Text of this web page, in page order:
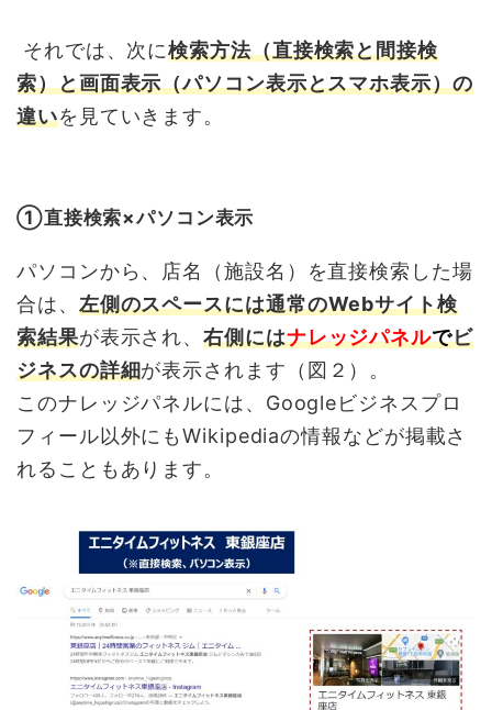
それでは、次に検索方法（直接検索と間接検
索）と画面表示（パソコン表示とスマホ表示）の
違いを見ていきます。
➀直接検索×パソコン表示
パソコンから、店名（施設名）を直接検索した場
合は、 左側のスペースには通常のWebサイト検
索結果が表示され、右側にはナレッジパネルでビ
ジネスの詳細が表示されます（図２）。
このナレッジパネルには、Googleビジネスプロ
フィール以外にもWikipediaの情報などが掲載さ
れることもあります。